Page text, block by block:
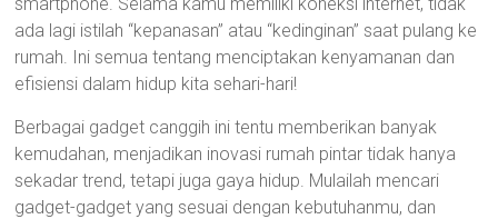
ada lagi istilah “kepanasan” atau “kedinginan” saat pulang ke
rumah. Ini semua tentang menciptakan kenyamanan dan
efisiensi dalam hidup kita sehari-hari!
Berbagai gadget canggih ini tentu memberikan banyak
kemudahan, menjadikan inovasi rumah pintar tidak hanya
sekadar trend, tetapi juga gaya hidup. Mulailah mencari
gadget-gadget yang sesuai dengan kebutuhanmu, dan